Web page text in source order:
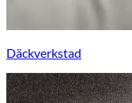
Däckverkstad